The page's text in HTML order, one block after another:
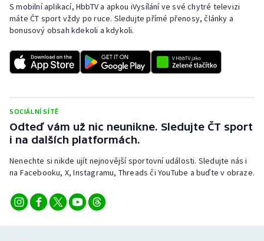
S mobilní aplikací, HbbTV a apkou iVysílání ve své chytré televizi
máte ČT sport vždy po ruce. Sledujte přímé přenosy, články a
bonusový obsah kdekoli a kdykoli.
SOCIÁLNÍ SÍTĚ
Odteď vám už nic neunikne. Sledujte ČT sport
i na dalších platformách.
Nenechte si nikde ujít nejnovější sportovní události. Sledujte nás i
na Facebooku, X, Instagramu, Threads či YouTube a buďte v obraze.